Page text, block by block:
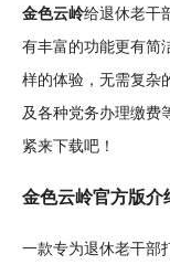
金色云岭给退休老干
有丰富的功能更有简
样的体验，无需复杂
及各种党务办理缴费
紧来下载吧！
金色云岭官方版介
一款专为退休老干部